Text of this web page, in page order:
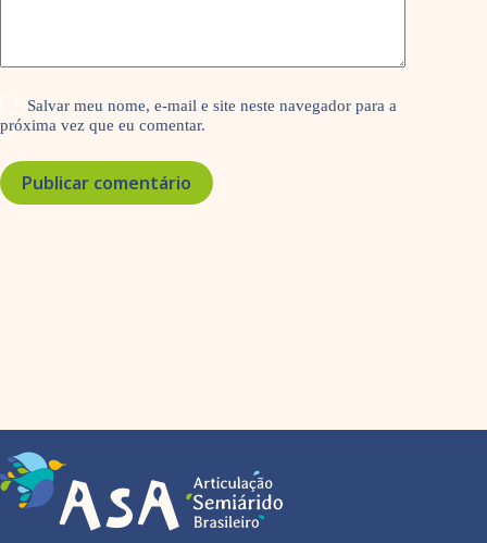
Salvar meu nome, e-mail e site neste navegador para a
próxima vez que eu comentar.
Publicar comentário